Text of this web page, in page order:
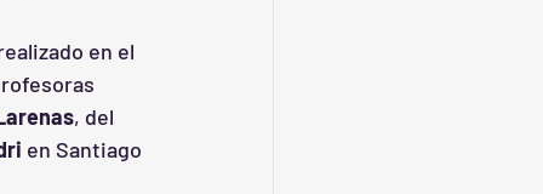
en el
, del
en Santiago